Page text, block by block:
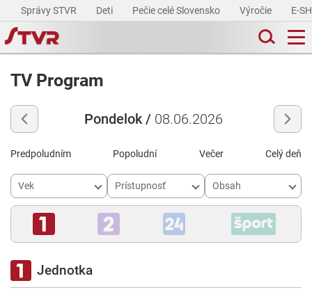
Správy STVR Deti Pečie celé Slovensko Výročie E-
TV Program
Pondelok / 08.06.2026
Predpoludním Popoludní Večer Celý deň
Vek Prístupnosť Obsah
Jednotka